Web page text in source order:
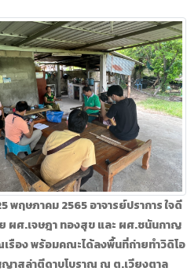
พฤษภาคม 2565 อาจารย์ปราการ ใจดี
ผศ.เจษฎา ทองสุข และ ผศ.ชนันกาญ
รือง พร้อมคณะได้ลงพื้นที่ถ่ายทำวิดิโอ
าสล่าตีดาบโบราณ ณ ต.เวียงตาล